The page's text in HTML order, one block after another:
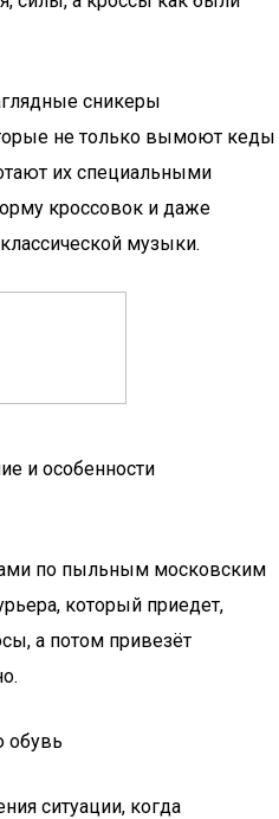
сникеры
не только вымоют кеды
их специальными
кроссовок и даже
музыки.
и особенности
по пыльным московским
который приедет,
а потом привезёт
обувь
ситуации, когда